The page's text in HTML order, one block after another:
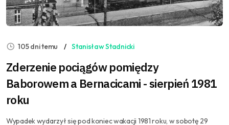
105 dni temu Stanisław Stadnicki
Zderzenie pociągów pomiędzy
Baborowem a Bernacicami - sierpień 1981
roku
Wypadek wydarzył się pod koniec wakacji 1981 roku, w sobotę 29